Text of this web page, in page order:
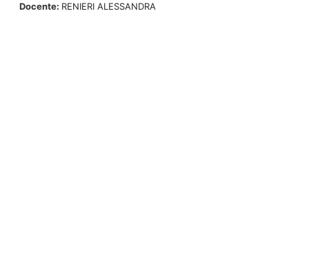
Docente: RENIERI ALESSANDRA